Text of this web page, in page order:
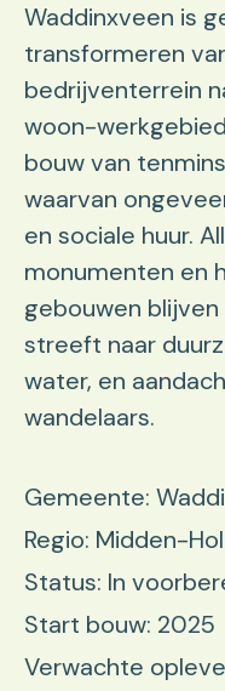
Waddinxveen is
transformeren
bedrijventerrein
woon-
bouw van
waarvan
en sociale huur.
monumenten en
gebouwen
streeft naar
water, en
wandelaars.
Gemeente:
Regio: Midden-
Status: In
Start bouw: 2025
Verwachte